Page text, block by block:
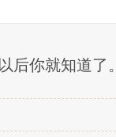
后你就知道了。